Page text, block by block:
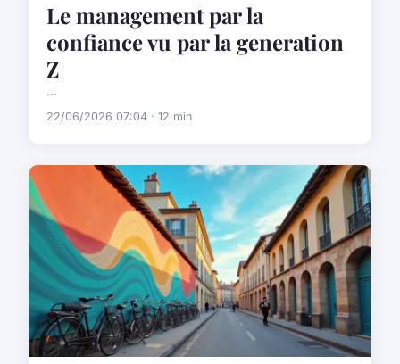
Le management par la
confiance vu par la generation
Z
...
22/06/2026 07:04 · 12 min